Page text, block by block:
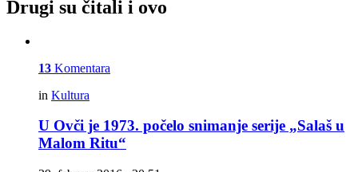
Drugi su čitali i ovo
13 Komentara
in Kultura
U Ovči je 1973. počelo snimanje serije „Salaš u
Malom Ritu“